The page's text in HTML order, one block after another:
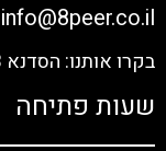
info@8peer.co.il
בקרו אותנו: הסדנא 13, חולון, אזור התעשיה חולון
שעות פתיחה